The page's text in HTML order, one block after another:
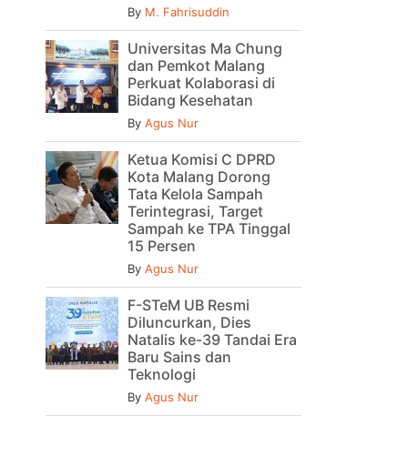
By M. Fahrisuddin
Universitas Ma Chung
dan Pemkot Malang
Perkuat Kolaborasi di
Bidang Kesehatan
By Agus Nur
Ketua Komisi C DPRD
Kota Malang Dorong
Tata Kelola Sampah
Terintegrasi, Target
Sampah ke TPA Tinggal
15 Persen
By Agus Nur
F-STeM UB Resmi
Diluncurkan, Dies
Natalis ke-39 Tandai Era
Baru Sains dan
Teknologi
By Agus Nur